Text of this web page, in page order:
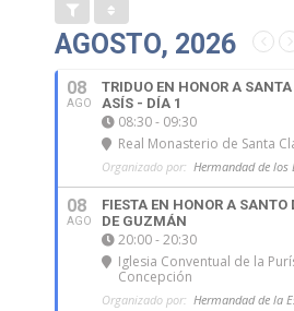
AGOSTO, 2026
08
AGO
TRIDUO EN HONOR A
ASÍS - DÍA 1
08:30 - 09:30
Real Monasterio de Santa
Organizado por: Hermandad de los
08
AGO
FIESTA EN HONOR A SANTO
DE GUZMÁN
20:00 - 20:30
Iglesia Conventual de la
Concepción
Organizado por: Hermandad de la